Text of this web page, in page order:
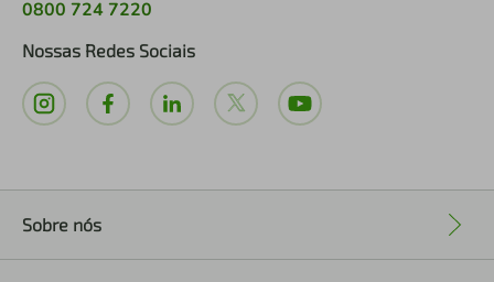
0800 724 7220
Nossas Redes Sociais
Sobre nós